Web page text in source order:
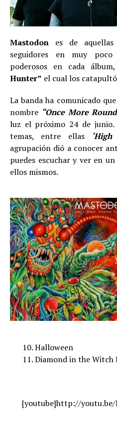
Mastodon es de
seguidores en muy
poderosos en cada
Hunter” el cual los
La banda ha comunicado
nombre “Once More
luz el próximo 24 de
temas, entre ellas
agrupación dió a conocer
puedes escuchar y ver en
ellos mismos.
Halloween
Diamond in the Witch
[youtube]http://